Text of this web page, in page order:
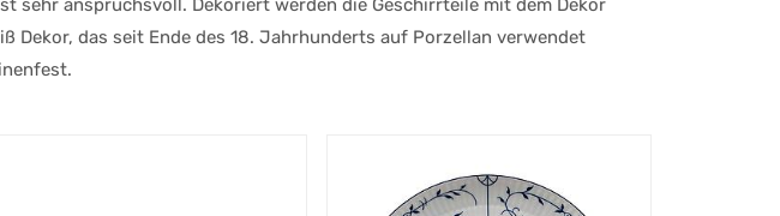
sehr anspruchsvoll. Dekoriert werden die Geschirrteile mit dem Dekor
Dekor, das seit Ende des 18. Jahrhunderts auf Porzellan verwendet